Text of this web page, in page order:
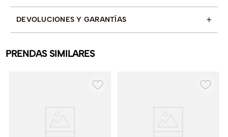
DEVOLUCIONES Y GARANTÍAS +
PRENDAS SIMILARES